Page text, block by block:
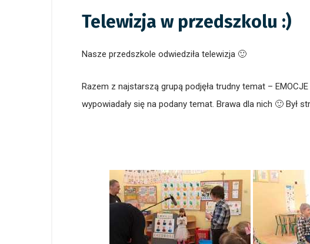
Telewizja w przedszkolu :)
Nasze przedszkole odwiedziła telewizja 🙂
Razem z najstarszą grupą podjęła trudny temat –
wypowiadały się na podany temat. Brawa dla nich 🙂 Był